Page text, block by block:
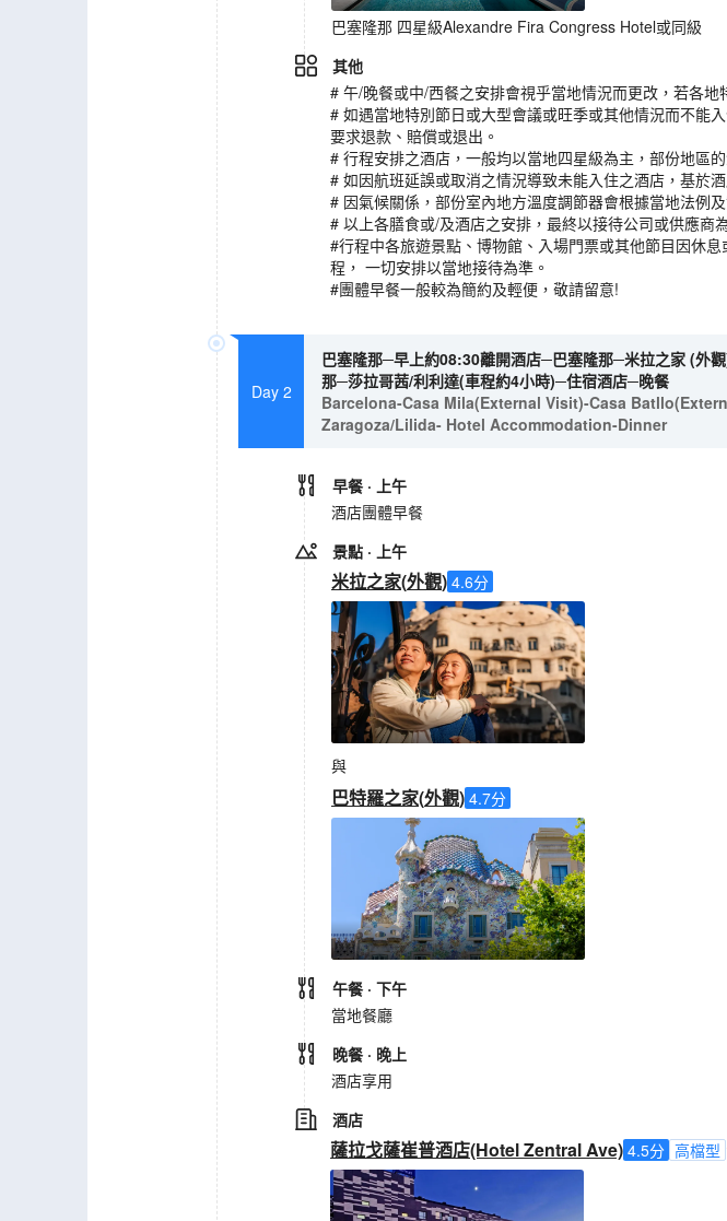
巴塞隆那 四星級Alexandre Fira Congress Hotel或同級
其他
# 午/晚餐或中/西餐之安排會視乎當地情況而更改，若各
# 如遇當地特別節日或大型會議或旺季或其他情況而不能
要求退款、賠償或退出。
# 行程安排之酒店，一般均以當地四星級為主，部份地區
# 如因航班延誤或取消之情況導致未能入住之酒店，基於
# 因氣候關係，部份室內地方溫度調節器會根據當地法例
# 以上各膳食或/及酒店之安排，最終以接待公司或供應商
#行程中各旅遊景點、博物館、入場門票或其他節目因休
程， 一切安排以當地接待為準。
#團體早餐一般較為簡約及輕便，敬請留意!
Day 2
巴塞隆那─早上約08:30離開酒店─巴塞隆那─米拉之家 (外
那─莎拉哥茜/利利達(車程約4小時)─住宿酒店─晚餐
Barcelona-Casa Mila(External Visit)-Casa
Zaragoza/Lilida- Hotel Accommodation-Dinner
早餐 · 上午
酒店團體早餐
景點 · 上午
米拉之家(外觀) 4.6分
與
巴特羅之家(外觀) 4.7分
午餐 · 下午
當地餐廳
晚餐 · 晚上
酒店享用
酒店
薩拉戈薩崔普酒店(Hotel Zentral Ave) 4.5分 高檔型